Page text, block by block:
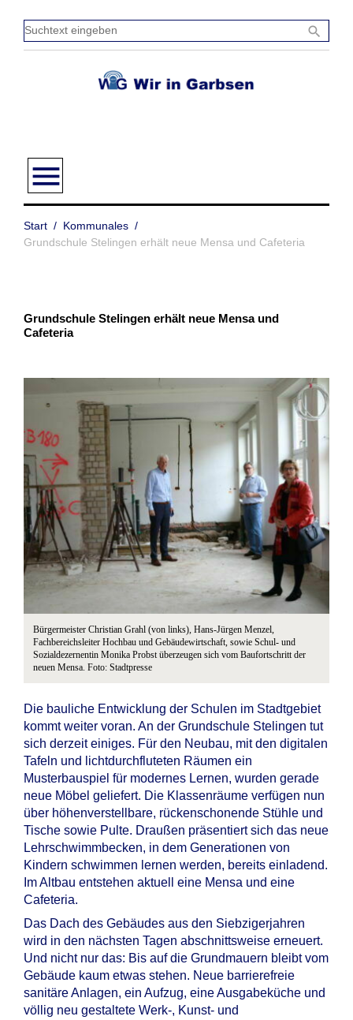
Inhalt
springen
search
menu
Start / Kommunales /
Grundschule Stelingen erhält neue Mensa und Cafeteria
Grundschule Stelingen erhält neue Mensa und
Cafeteria
Bürgermeister Christian Grahl (von links), Hans-Jürgen Menzel,
Fachbereichsleiter Hochbau und Gebäudewirtschaft, sowie Schul- und
Sozialdezernentin Monika Probst überzeugen sich vom Baufortschritt der
neuen Mensa. Foto: Stadtpresse
Die bauliche Entwicklung der Schulen im Stadtgebiet
kommt weiter voran. An der Grundschule Stelingen tut
sich derzeit einiges. Für den Neubau, mit den digitalen
Tafeln und lichtdurchfluteten Räumen ein
Musterbauspiel für modernes Lernen, wurden gerade
neue Möbel geliefert. Die Klassenräume verfügen nun
über höhenverstellbare, rückenschonende Stühle und
Tische sowie Pulte. Draußen präsentiert sich das neue
Lehrschwimmbecken, in dem Generationen von
Kindern schwimmen lernen werden, bereits einladend.
Im Altbau entstehen aktuell eine Mensa und eine
Cafeteria.
Das Dach des Gebäudes aus den Siebzigerjahren
wird in den nächsten Tagen abschnittsweise erneuert.
Und nicht nur das: Bis auf die Grundmauern bleibt vom
Gebäude kaum etwas stehen. Neue barrierefreie
sanitäre Anlagen, ein Aufzug, eine Ausgabeküche und
völlig neu gestaltete Werk-, Kunst- und